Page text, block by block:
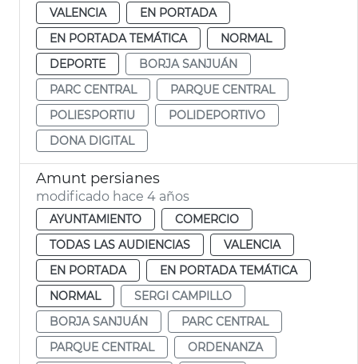
VALENCIA
EN PORTADA
EN PORTADA TEMÁTICA
NORMAL
DEPORTE
BORJA SANJUÁN
PARC CENTRAL
PARQUE CENTRAL
POLIESPORTIU
POLIDEPORTIVO
DONA DIGITAL
Amunt persianes
modificado hace 4 años
AYUNTAMIENTO
COMERCIO
TODAS LAS AUDIENCIAS
VALENCIA
EN PORTADA
EN PORTADA TEMÁTICA
NORMAL
SERGI CAMPILLO
BORJA SANJUÁN
PARC CENTRAL
PARQUE CENTRAL
ORDENANZA